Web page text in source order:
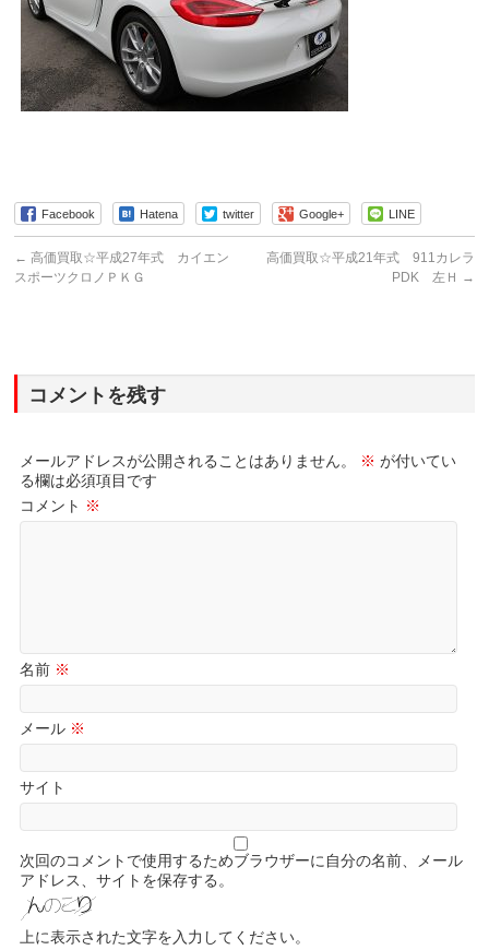
Facebook Hatena twitter Google+ LINE
← 高価買取☆平成27年式 カイエン
スポーツクロノＰＫＧ
高価買取☆平成21年式 911カレラ
PDK 左Ｈ →
コメントを残す
メールアドレスが公開されることはありません。 ※ が付いてい
る欄は必須項目です
コメント ※
名前 ※
メール ※
サイト
次回のコメントで使用するためブラウザーに自分の名前、メール
アドレス、サイトを保存する。
上に表示された文字を入力してください。